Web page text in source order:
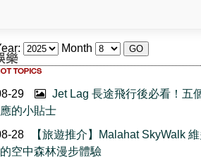
Month
29
Jet Lag 長途飛行後必看！五
的小貼士
28
【旅遊推介】Malahat SkyWalk
空中森林漫步體驗